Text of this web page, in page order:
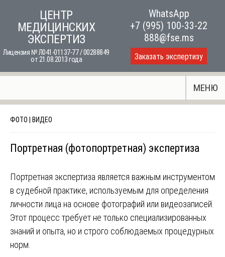
content
ЦЕНТР
МЕДИЦИНСКИХ
ЭКСПЕРТИЗ
Лицензия № Л041-01137-77 / 00288849
от 21.08.2013 года
WhatsApp
+7 (995) 100-33-22
888@fse.ms
Заказать экспертизу
МЕНЮ
ФОТО | ВИДЕО
Портретная (фотопортретная) экспертиза
Портретная экспертиза является важным инструментом
в судебной практике, используемым для определения
личности лица на основе фотографий или видеозаписей.
Этот процесс требует не только специализированных
знаний и опыта, но и строго соблюдаемых процедурных
норм.